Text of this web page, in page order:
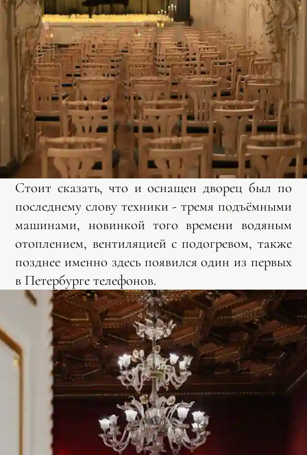
Стоит сказать, что и оснащен дворец был по
последнему слову техники - тремя подъёмными
машинами, новинкой того времени водяным
отоплением, вентиляцией с подогревом, также
позднее именно здесь появился один из первых
в Петербурге телефонов.